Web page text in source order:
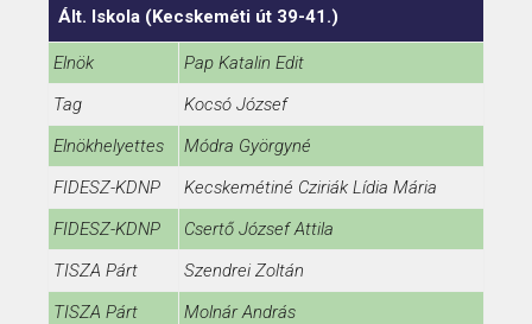
Ált. Iskola (Kecskeméti út 39-41.)
Elnök
Pap Katalin Edit
Tag
Kocsó József
Elnökhelyettes
Módra Györgyné
FIDESZ-KDNP
Kecskemétiné Cziriák Lídia Mária
FIDESZ-KDNP
Csertő József Attila
TISZA Párt
Szendrei Zoltán
TISZA Párt
Molnár András